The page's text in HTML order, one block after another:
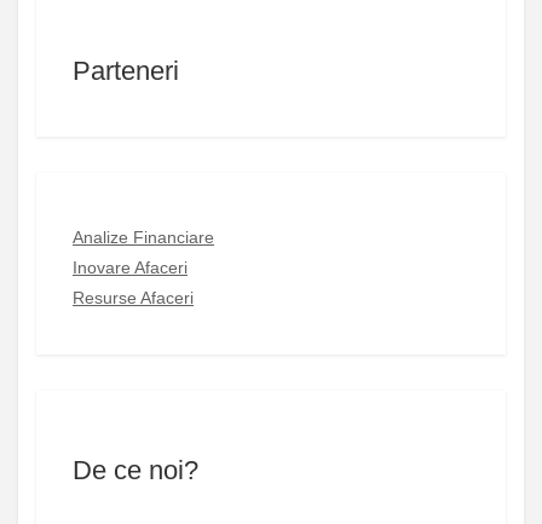
Parteneri
Analize Financiare
Inovare Afaceri
Resurse Afaceri
De ce noi?